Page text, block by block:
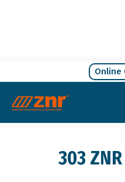
Online
303 ZNR